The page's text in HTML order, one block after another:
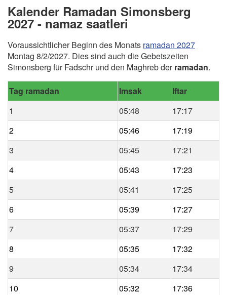
Kalender Ramadan Simonsberg
2027 - namaz saatleri
Voraussichtlicher Beginn des Monats ramadan 2027
Montag 8/2/2027. Dies sind auch die Gebetszeiten
Simonsberg für Fadschr und den Maghreb derramadan.
Tag ramadan Imsak
Iftar
1
05:48
17:17
2
05:46
17:19
3
05:45
17:21
4
05:43
17:23
5
05:41
17:25
6
05:39
17:27
7
05:37
17:29
8
05:35
17:32
9
05:34
17:34
10
05:32
17:36